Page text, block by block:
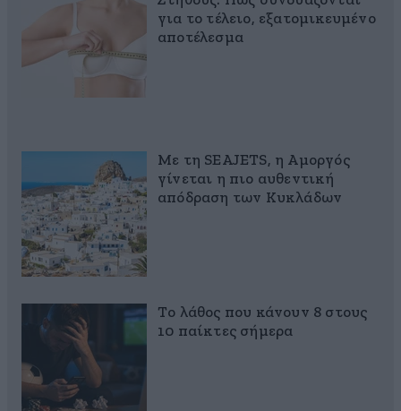
για το τέλειο, εξατομικευμένο
αποτέλεσμα
Με τη SEAJETS, η Αμοργός
γίνεται η πιο αυθεντική
απόδραση των Κυκλάδων
Το λάθος που κάνουν 8 στους
10 παίκτες σήμερα